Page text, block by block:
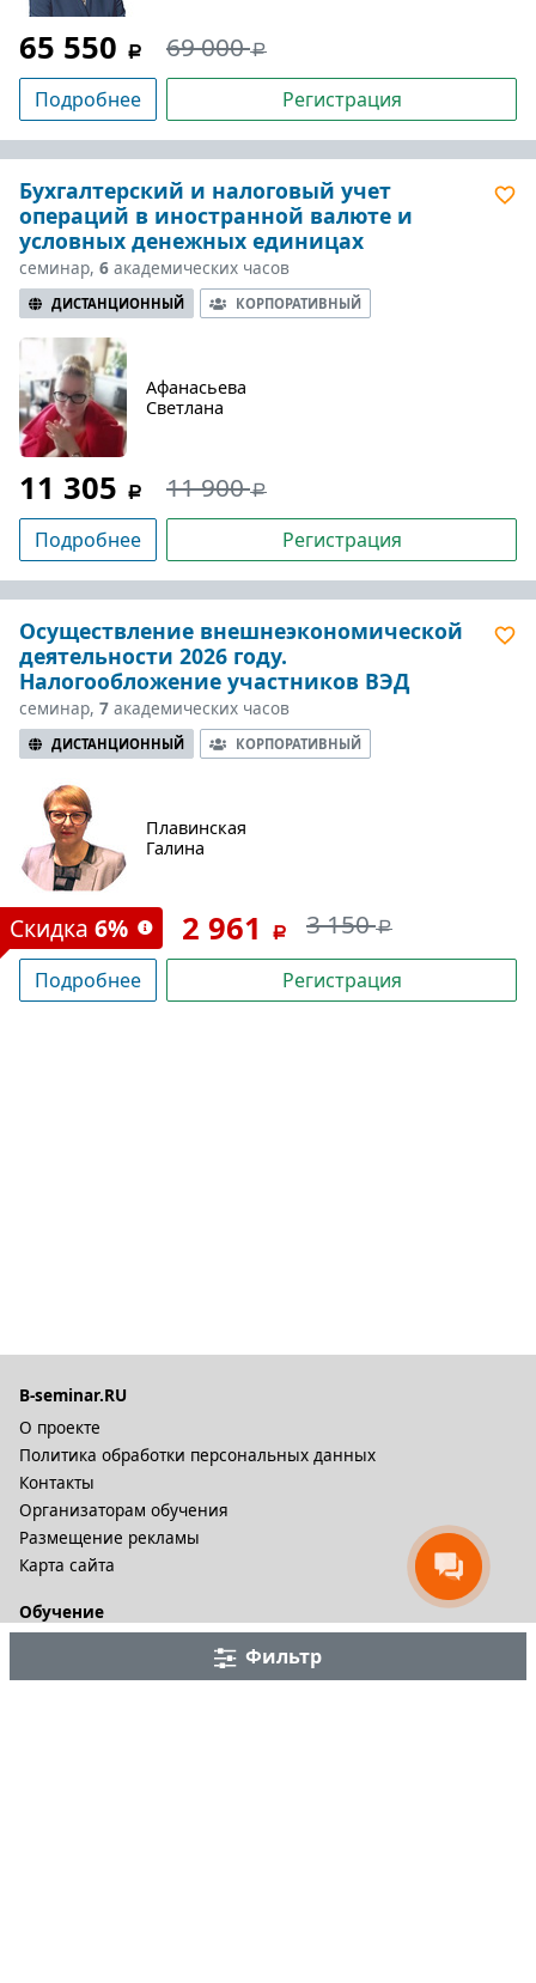
Фильтр
65 550 69 000
Подробнее Регистрация
Бухгалтерский и налоговый учет
операций в иностранной валюте и
условных денежных единицах
семинар, 6 академических часов
ДИСТАНЦИОННЫЙ КОРПОРАТИВНЫЙ
Афанасьева
Светлана
11 305 11 900
Подробнее Регистрация
Осуществление внешнеэкономической
деятельности 2026 году.
Налогообложение участников ВЭД
семинар, 7 академических часов
ДИСТАНЦИОННЫЙ КОРПОРАТИВНЫЙ
Плавинская
Галина
Скидка 6% 2 961 3 150
Подробнее Регистрация
B-seminar.RU
О проекте
Политика обработки персональных данных
Контакты
Организаторам обучения
Размещение рекламы
Карта сайта
Обучение
Дистационное обучение и видеокурсы